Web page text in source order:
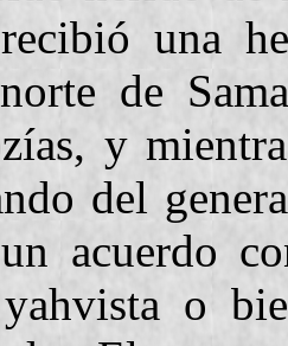
una
de
y
del
acuerdo
o